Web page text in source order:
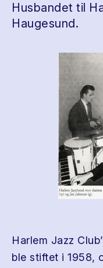
Husbandet til
Haugesund.
Harlem Jazz
ble stiftet i 1958,